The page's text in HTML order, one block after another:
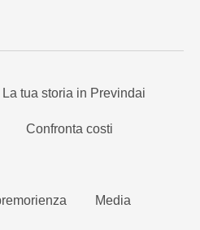
La tua storia in Previndai
Confronta costi
Media